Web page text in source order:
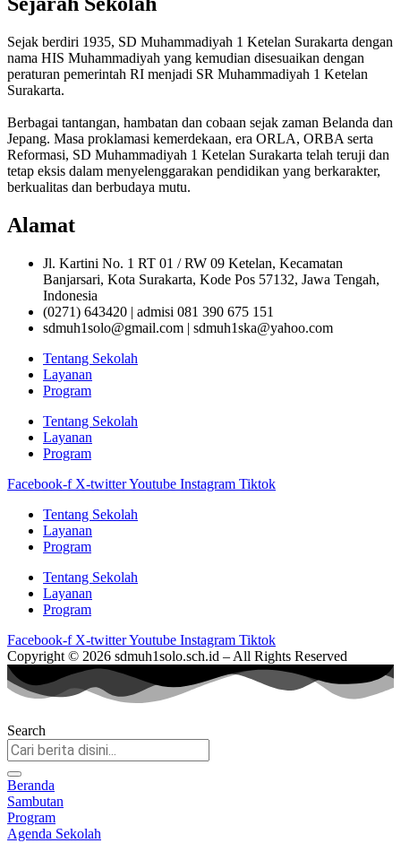
Sejak berdiri 1935, SD Muhammadiyah 1 Ketelan Surakarta dengan
nama HIS Muhammadiyah yang kemudian disesuaikan dengan
peraturan pemerintah RI menjadi SR Muhammadiyah 1 Ketelan
Surakarta.
Berbagai tantangan, hambatan dan cobaan sejak zaman Belanda dan
Jepang. Masa proklamasi kemerdekaan, era ORLA, ORBA serta
Reformasi, SD Muhammadiyah 1 Ketelan Surakarta telah teruji dan
tetap eksis dalam menyelenggarakan pendidikan yang berkarakter,
berkualitas dan berbudaya mutu.
Alamat
Jl. Kartini No. 1 RT 01 / RW 09 Ketelan, Kecamatan
Banjarsari, Kota Surakarta, Kode Pos 57132, Jawa Tengah,
Indonesia
(0271) 643420 | admisi 081 390 675 151
sdmuh1solo@gmail.com | sdmuh1ska@yahoo.com
Tentang Sekolah
Layanan
Program
Tentang Sekolah
Layanan
Program
Facebook-f X-twitterYoutube Instagram Tiktok
Tentang Sekolah
Layanan
Program
Tentang Sekolah
Layanan
Program
Facebook-f X-twitterYoutube Instagram Tiktok
Copyright © 2026 sdmuh1solo.sch.id – All Rights Reserved
Search
Beranda
Sambutan
Program
Agenda Sekolah